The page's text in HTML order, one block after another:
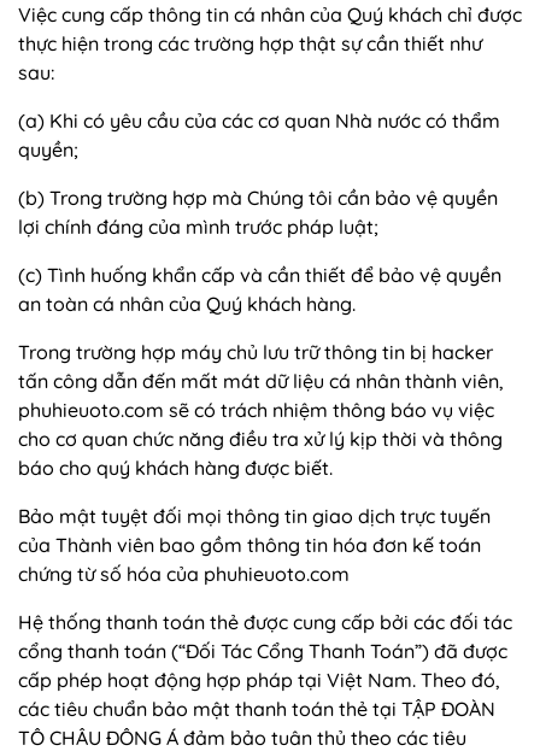
Việc cung cấp thông tin cá nhân của Quý khách chỉ được
thực hiện trong các trường hợp thật sự cần thiết như
sau:
(a) Khi có yêu cầu của các cơ quan Nhà nước có thẩm
quyền;
(b) Trong trường hợp mà Chúng tôi cần bảo vệ quyền
lợi chính đáng của mình trước pháp luật;
(c) Tình huống khẩn cấp và cần thiết để bảo vệ quyền
an toàn cá nhân của Quý khách hàng.
Trong trường hợp máy chủ lưu trữ thông tin bị hacker
tấn công dẫn đến mất mát dữ liệu cá nhân thành viên,
phuhieuoto.com sẽ có trách nhiệm thông báo vụ việc
cho cơ quan chức năng điều tra xử lý kịp thời và thông
báo cho quý khách hàng được biết.
Bảo mật tuyệt đối mọi thông tin giao dịch trực tuyến
của Thành viên bao gồm thông tin hóa đơn kế toán
chứng từ số hóa của phuhieuoto.com
Hệ thống thanh toán thẻ được cung cấp bởi các đối tác
cổng thanh toán (“Đối Tác Cổng Thanh Toán”) đã được
cấp phép hoạt động hợp pháp tại Việt Nam. Theo đó,
các tiêu chuẩn bảo mật thanh toán thẻ tại TẬP ĐOÀN
TÔ CHÂU ĐÔNG Á đảm bảo tuân thủ theo các tiêu